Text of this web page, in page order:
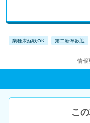
業種未経験OK 第二新卒歓迎
情報
こ